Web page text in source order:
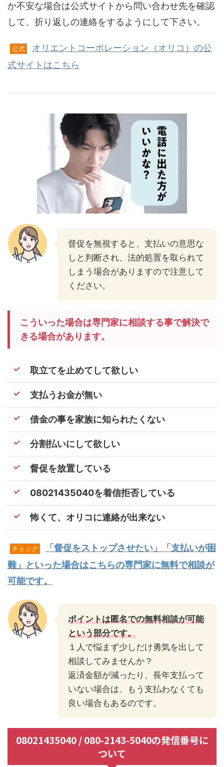
か不安な場合は公式サイトから問い合わせ先を確認
して、折り返しの連絡をするようにして下さい。
公式
オリエントコーポレーション（オリコ）の公
式サイトはこちら
督促を無視すると、支払いの意思な
しと判断され、法的処置を取られて
しまう場合がありますので注意して
ください。
こういった場合は専門家に相談する事で解決で
きる場合があります。
取立てを止めてして欲しい
支払うお金が無い
借金の事を家族に知られたくない
分割払いにして欲しい
督促を放置している
08021435040を着信拒否している
怖くて、オリコに連絡が出来ない
チェック
「督促をストップさせたい」「支払いが困
難」といった場合はこちらの専門家に無料で相談が
可能です。
ポイントは匿名での無料相談が可能
という部分です。
１人で悩まず少しだけ勇気を出して
相談してみませんか？
返済金額が減ったり、長年支払って
いない場合は、もう支払わなくても
良い場合もあるのです。
08021435040 / 080-2143-5040の発信番号に
ついて